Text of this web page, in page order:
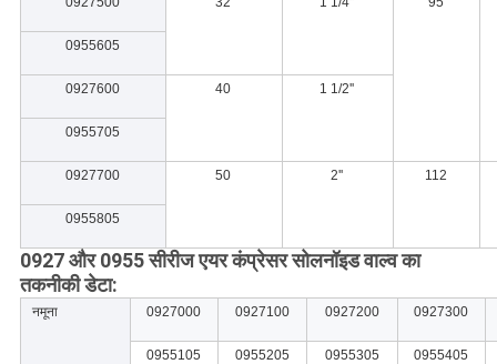
0955605
0927600 40 1 1/2''
0955705
0927700 50 2'' 112
0955805
0927 और 0955 सीरीज एयर कंप्रेसर सोलनॉइड वाल्व का
तकनीकी डेटा:
नमूना 0927000 0927100 0927200 0927300
0955105 0955205 0955305 0955405